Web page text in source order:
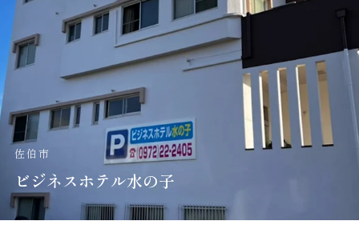
佐伯市
ビジネスホテル水の子